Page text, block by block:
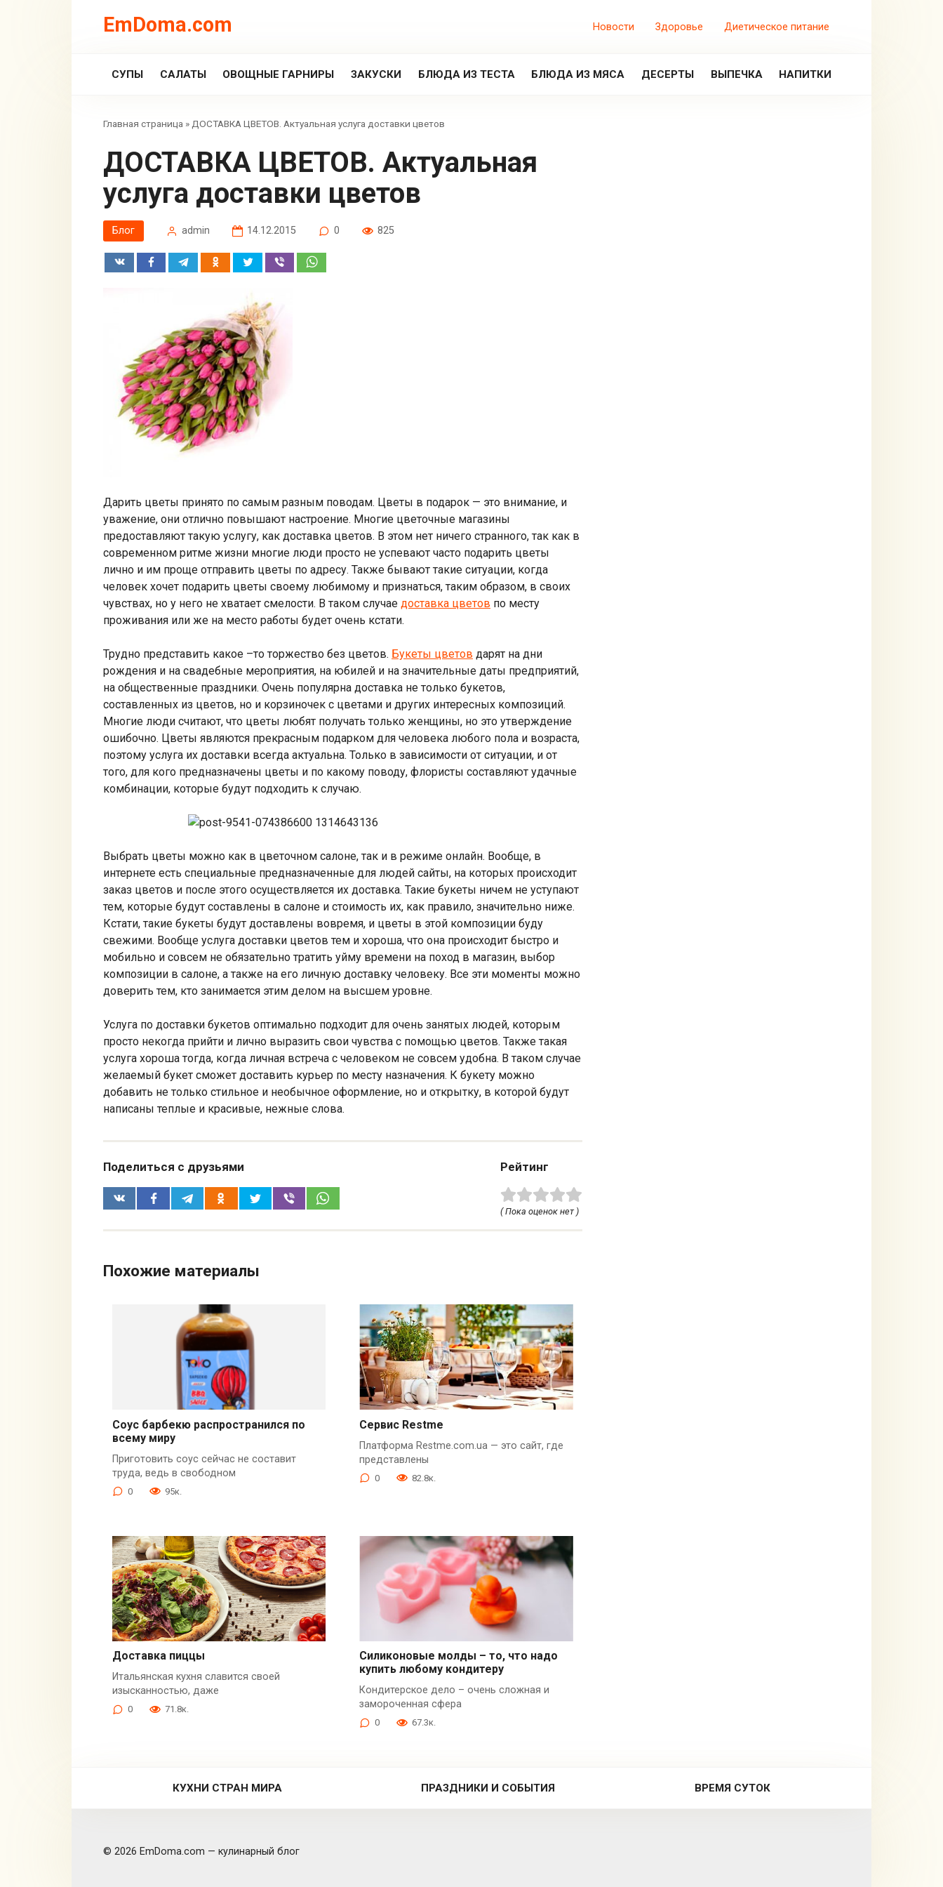
EmDoma.com Новости Здоровье Диетическое питание
СУПЫ САЛАТЫ ОВОЩНЫЕ ГАРНИРЫ ЗАКУСКИ БЛЮДА ИЗ ТЕСТА БЛЮДА ИЗ МЯСА ДЕСЕРТЫ ВЫПЕЧКА НАПИТКИ
Главная страница » ДОСТАВКА ЦВЕТОВ. Актуальная услуга доставки цветов
ДОСТАВКА ЦВЕТОВ. Актуальная
услуга доставки цветов
Блог admin 14.12.2015 0 825
Дарить цветы принято по самым разным поводам. Цветы в подарок — это внимание, и
уважение, они отлично повышают настроение. Многие цветочные магазины
предоставляют такую услугу, как доставка цветов. В этом нет ничего странного, так как в
современном ритме жизни многие люди просто не успевают часто подарить цветы
лично и им проще отправить цветы по адресу. Также бывают такие ситуации, когда
человек хочет подарить цветы своему любимому и признаться, таким образом, в своих
чувствах, но у него не хватает смелости. В таком случае доставка цветов по месту
проживания или же на место работы будет очень кстати.
Трудно представить какое –то торжество без цветов. Букеты цветов дарят на дни
рождения и на свадебные мероприятия, на юбилей и на значительные даты предприятий,
на общественные праздники. Очень популярна доставка не только букетов,
составленных из цветов, но и корзиночек с цветами и других интересных композиций.
Многие люди считают, что цветы любят получать только женщины, но это утверждение
ошибочно. Цветы являются прекрасным подарком для человека любого пола и возраста,
поэтому услуга их доставки всегда актуальна. Только в зависимости от ситуации, и от
того, для кого предназначены цветы и по какому поводу, флористы составляют удачные
комбинации, которые будут подходить к случаю.
Выбрать цветы можно как в цветочном салоне, так и в режиме онлайн. Вообще, в
интернете есть специальные предназначенные для людей сайты, на которых происходит
заказ цветов и после этого осуществляется их доставка. Такие букеты ничем не уступают
тем, которые будут составлены в салоне и стоимость их, как правило, значительно ниже.
Кстати, такие букеты будут доставлены вовремя, и цветы в этой композиции буду
свежими. Вообще услуга доставки цветов тем и хороша, что она происходит быстро и
мобильно и совсем не обязательно тратить уйму времени на поход в магазин, выбор
композиции в салоне, а также на его личную доставку человеку. Все эти моменты можно
доверить тем, кто занимается этим делом на высшем уровне.
Услуга по доставки букетов оптимально подходит для очень занятых людей, которым
просто некогда прийти и лично выразить свои чувства с помощью цветов. Также такая
услуга хороша тогда, когда личная встреча с человеком не совсем удобна. В таком случае
желаемый букет сможет доставить курьер по месту назначения. К букету можно
добавить не только стильное и необычное оформление, но и открытку, в которой будут
написаны теплые и красивые, нежные слова.
Поделиться с друзьями Рейтинг
( Пока оценок нет )
Похожие материалы
Соус барбекю распространился по
всему миру
Приготовить соус сейчас не составит
труда, ведь в свободном
0 95к.
Сервис Restme
Платформа Restme.com.ua — это сайт, где
представлены
0 82.8к.
Доставка пиццы
Итальянская кухня славится своей
изысканностью, даже
0 71.8к.
Силиконовые молды – то, что надо
купить любому кондитеру
Кондитерское дело – очень сложная и
замороченная сфера
0 67.3к.
КУХНИ СТРАН МИРА ПРАЗДНИКИ И СОБЫТИЯ ВРЕМЯ СУТОК
© 2026 EmDoma.com — кулинарный блог